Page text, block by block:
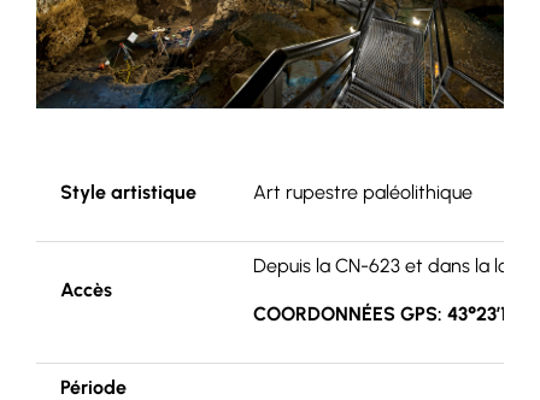
Style artistique Art rupestre paléolithique
Accès
Depuis la CN-623 et dans la
COORDONNÉES GPS:
Période